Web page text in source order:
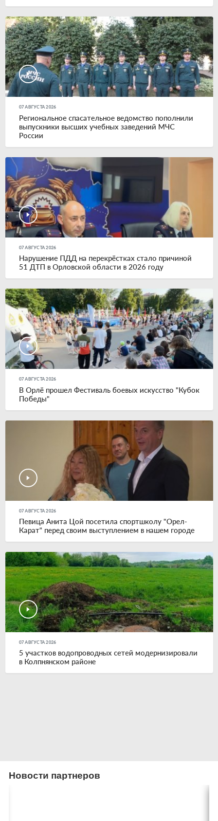
07 АВГУСТА 2026
Региональное спасательное ведомство пополнили
выпускники высших учебных заведений МЧС
России
07 АВГУСТА 2026
Нарушение ПДД на перекрёстках стало причиной
51 ДТП в Орловской области в 2026 году
07 АВГУСТА 2026
В Орлё прошел Фестиваль боевых искусство "Кубок
Победы"
07 АВГУСТА 2026
Певица Анита Цой посетила спортшколу "Орел-
Карат" перед своим выступлением в нашем городе
07 АВГУСТА 2026
5 участков водопроводных сетей модернизировали
в Колпнянском районе
Новости партнеров